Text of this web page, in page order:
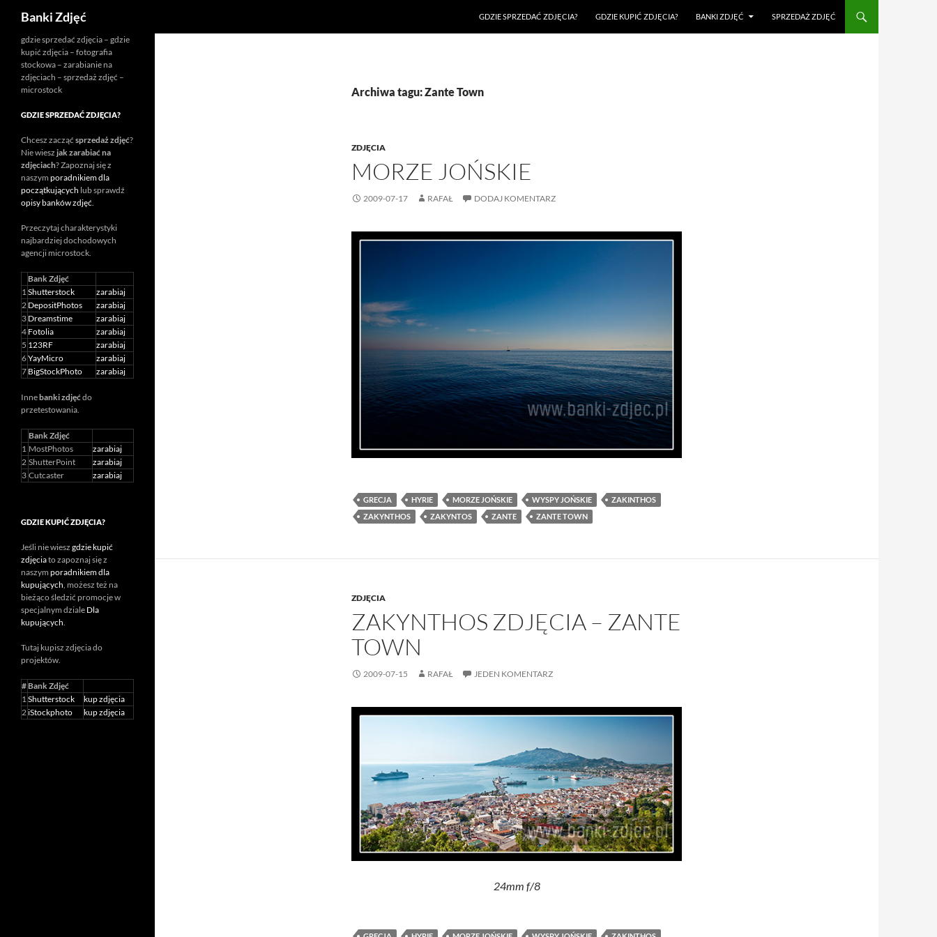
Przejdź
treści
Banki Zdjęć GDZIE SPRZEDAĆ ZDJĘCIA? GDZIE KUPIĆ ZDJĘCIA? BANKI ZDJĘĆ SPRZEDAŻ ZDJĘĆ
Archiwa tagu: Zante Town
ZDJĘCIA
MORZE JOŃSKIE
2009-07-17 RAFAŁ DODAJ KOMENTARZ
GRECJA HYRIE MORZE JOŃSKIE WYSPY JOŃSKIE
ZAKINTHOS
ZAKYNTHOS
ZAKYNTOS ZANTE ZANTE TOWN
ZDJĘCIA
ZAKYNTHOS ZDJĘCIA – ZANTE
TOWN
2009-07-15 RAFAŁ JEDEN KOMENTARZ
24mm f/8
gdzie sprzedać zdjęcia – gdzie
kupić zdjęcia – fotografia
stockowa – zarabianie na
zdjęciach – sprzedaż zdjęć –
microstock
GDZIE SPRZEDAĆ ZDJĘCIA?
Chcesz zacząć sprzedaż zdjęć?
Nie wiesz jak zarabiać na
zdjęciach? Zapoznaj się z
naszym poradnikiem dla
początkujących lub sprawdź
opisy banków zdjęć.
Przeczytaj charakterystyki
najbardziej dochodowych
agencji microstock.
Bank Zdjęć
1Shutterstock
zarabiaj
2 DepositPhotos
zarabiaj
3 Dreamstime
zarabiaj
4 Fotolia
zarabiaj
5 123RF
zarabiaj
6YayMicro
zarabiaj
7 BigStockPhoto zarabiaj
Innebanki zdjęćdo
przetestowania.
Bank Zdjęć
1 MostPhotos
zarabiaj
2 ShutterPoint
zarabiaj
3 Cutcaster zarabiaj
GDZIE KUPIĆ ZDJĘCIA?
Jeśli nie wiesz gdzie kupić
zdjęciato zapoznaj się z
naszym poradnikiem dla
kupujących, możesz też na
bieżąco śledzić promocje w
specjalnym dziale Dla
kupujących.
Tutaj kupisz zdjęcia do
projektów.
# Bank Zdjęć
1Shutterstock
kup zdjęcia
2iStockphoto kup zdjęcia